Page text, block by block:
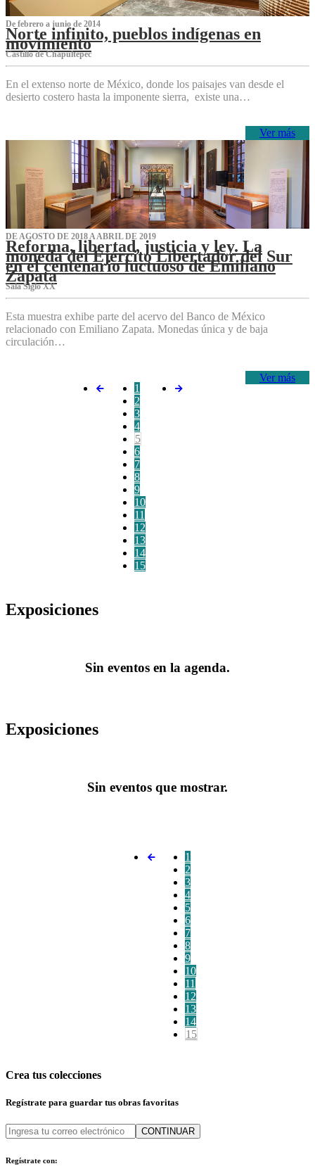
De febrero a junio de 2014
Norte infinito, pueblos indígenas en
movimiento
Castillo de Chapultepec
En el extenso norte de México, donde los paisajes van desde el
desierto costero hasta la imponente sierra, existe una…
Ver más
DE AGOSTO DE 2018 A ABRIL DE 2019
Reforma, libertad, justicia y ley. La
moneda del Ejército Libertador del Sur
en el centenario luctuoso de Emiliano
Zapata
Sala Siglo XX
Esta muestra exhibe parte del acervo del Banco de México
relacionado con Emiliano Zapata. Monedas única y de baja
circulación…
Ver más
1
2
3
4
5
6
7
8
9
10
11
12
13
14
15
Exposiciones
Sin eventos en la agenda.
Exposiciones
Sin eventos que mostrar.
1
2
3
4
5
6
7
8
9
10
11
12
13
14
15
Crea tus colecciones
Regístrate para guardar tus obras favoritas
CONTINUAR
Regístrate con: